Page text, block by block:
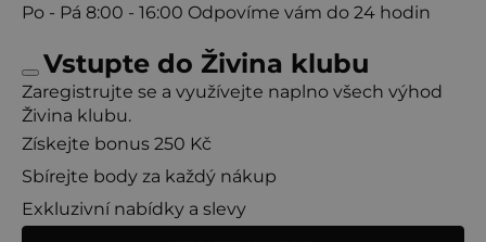
Po - Pá 8:00 - 16:00 Odpovíme vám do 24 hodin
Vstupte do Živina klubu
Zaregistrujte se a využívejte naplno všech výhod
Živina klubu.
Získejte bonus 250 Kč
Sbírejte body za každý nákup
Exkluzivní nabídky a slevy